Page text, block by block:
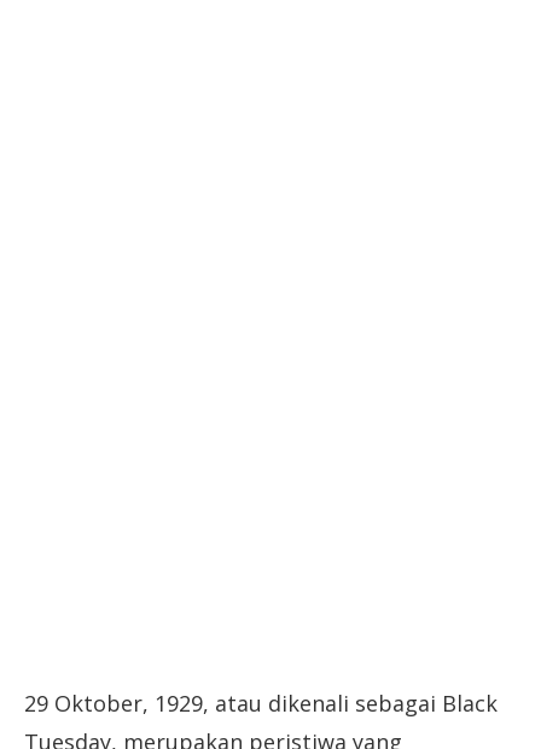
29 Oktober, 1929, atau dikenali sebagai Black
Tuesday, merupakan peristiwa yang